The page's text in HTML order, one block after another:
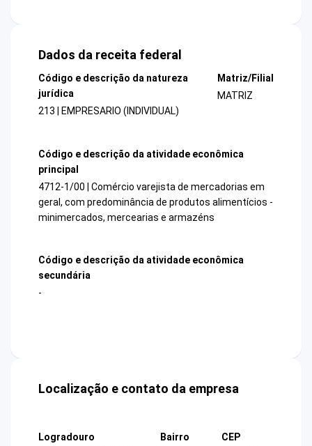
Dados da receita federal
Código e descrição da natureza
jurídica
213 | EMPRESARIO (INDIVIDUAL)
Matriz/Filial
MATRIZ
Código e descrição da atividade econômica
principal
4712-1/00 | Comércio varejista de mercadorias em
geral, com predominância de produtos alimentícios -
minimercados, mercearias e armazéns
Código e descrição da atividade econômica
secundária
-
Localização e contato da empresa
Logradouro
Bairro
CEP